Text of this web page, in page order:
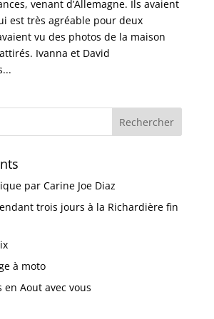
venant d’Allemagne. Ils avaient
est très agréable pour deux
vu des photos de la maison
Ivanna et David
par Carine Joe Diaz
trois jours à la Richardière fin
à moto
en Aout avec vous